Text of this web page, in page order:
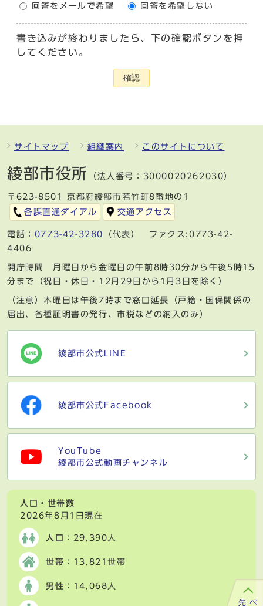
回答をメールで希望 回答を希望しない
書き込みが終わりましたら、下の確認ボタンを押
してください。
確認
サイトマップ 組織案内 このサイトについて
綾部市役所 （法人番号：3000020262030）
〒623-8501 京都府綾部市若竹町8番地の1
各課直通ダイアル
交通アクセス
電話： 0773-42-3280
（代表） ファクス:0773-42-
4406
開庁時間 月曜日から金曜日の午前8時30分から午後5時15
分まで（祝日・休日・12月29日から1月3日を除く）
（注意）木曜日は午後7時まで窓口延長（戸籍・国保関係の
届出、各種証明書の発行、市税などの納入のみ）
綾部市公式LINE
綾部市公式Facebook
YouTube
綾部市公式動画チャンネル
人口・世帯数
2026年8月1日現在
人口 ：29,390人
世帯 ：13,821世帯
男性 ：14,068人